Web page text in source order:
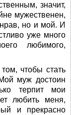
значит,
мужественен,
но и мой. И
уже много
любимого,
чтобы стать
муж достоин
терпит мои
любить меня,
и прекрасно